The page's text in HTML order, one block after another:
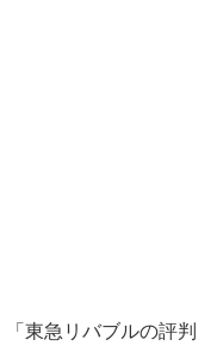
東急リバブルの評判